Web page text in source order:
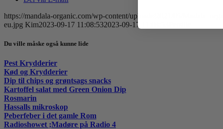
https://mandala-organic.com/wp-content/uploads/2021/05/
eu.jpg Kim2023-09-17 11:08:532023-09-17 11:08:53
Du ville måske også kunne lide
Pest Krydderier
Kød og Krydderier
Dip til chips og grøntsags snacks
Kartoffel salat med Green Onion Dip
Rosmarin
Hassalls mikroskop
Peberfeber i det gamle Rom
Radioshowet ;Madøre på Radio 4